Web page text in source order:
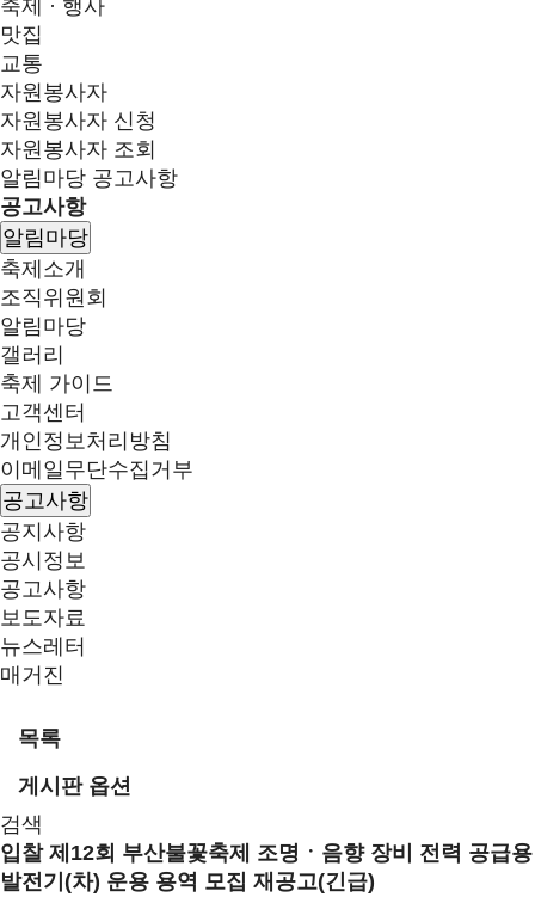
축제 · 행사
맛집
교통
자원봉사자
자원봉사자 신청
자원봉사자 조회
알림마당 공고사항
공고사항
알림마당
축제소개
조직위원회
알림마당
갤러리
축제 가이드
고객센터
개인정보처리방침
이메일무단수집거부
공고사항
공지사항
공시정보
공고사항
보도자료
뉴스레터
매거진
목록
게시판 옵션
검색
입찰 제12회 부산불꽃축제 조명ㆍ음향 장비 전력 공급용
발전기(차) 운용 용역 모집 재공고(긴급)